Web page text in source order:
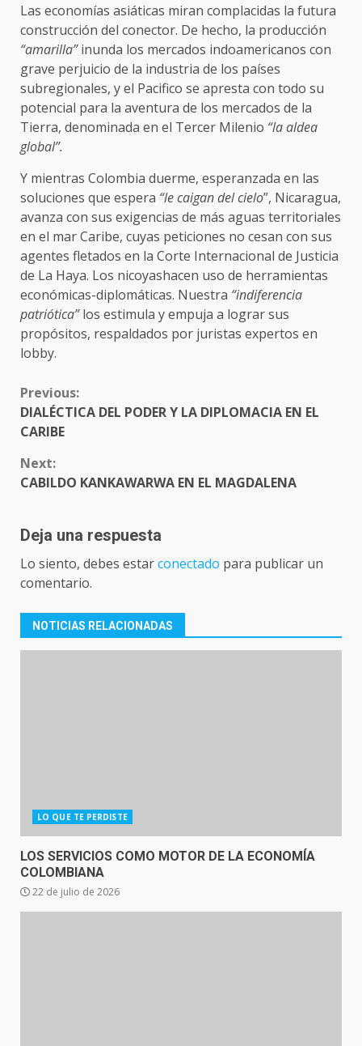
Las economías asiáticas miran complacidas la futura
construcción del conector. De hecho, la producción
“amarilla”inunda los mercados indoamericanos con
grave perjuicio de la industria de los países
subregionales, y el Pacifico se apresta con todo su
potencial para la aventura de los mercados de la
Tierra, denominada en el Tercer Milenio “la aldea
global”.
Y mientras Colombia duerme, esperanzada en las
soluciones que espera “le caigan del cielo”, Nicaragua,
avanza con sus exigencias de más aguas territoriales
en el mar Caribe, cuyas peticiones no cesan con sus
agentes fletados en la Corte Internacional de Justicia
de La Haya. Los nicoyashacen uso de herramientas
económicas-diplomáticas. Nuestra “indiferencia
patriótica”los estimula y empuja a lograr sus
propósitos, respaldados por juristas expertos en
lobby.
CONTINUE
READING
Previous:
DIALÉCTICA DEL PODER Y LA DIPLOMACIA EN EL
CARIBE
Next:
CABILDO KANKAWARWA EN EL MAGDALENA
Deja una respuesta
Lo siento, debes estarconectado para publicar un
comentario.
NOTICIAS RELACIONADAS
LO QUE TE PERDISTE
LOS SERVICIOS COMO MOTOR DE LA ECONOMÍA
COLOMBIANA
22 de julio de 2026